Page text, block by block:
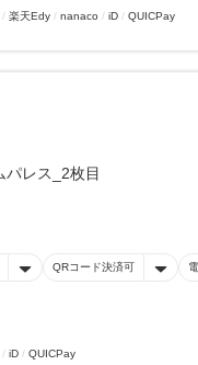
楽天Edy nanaco iD QUICPay
QRコード決済可
iD QUICPay